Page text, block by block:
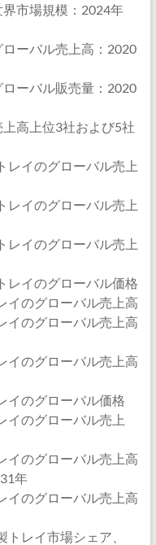
界市場規模：2024年
ローバル売上高：2020
ローバル販売量：2020
高上位3社および5社
レイのグローバル売上
レイのグローバル売上
レイのグローバル売上
レイのグローバル価格
イのグローバル売上高
イのグローバル売上高
イのグローバル売上高
イのグローバル価格
イのグローバル売上
イのグローバル売上高
年
イのグローバル売上高
レイ市場シェア、